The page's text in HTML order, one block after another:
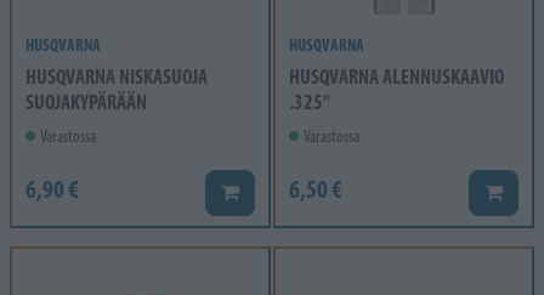
HUSQVARNA
HUSQVARNA NISKASUOJA
SUOJAKYPÄRÄÄN
Varastossa
6,90 € Lisää koriin
HUSQVARNA
HUSQVARNA ALENNUSKAAVIO
.325"
Varastossa
6,50 € Lisää